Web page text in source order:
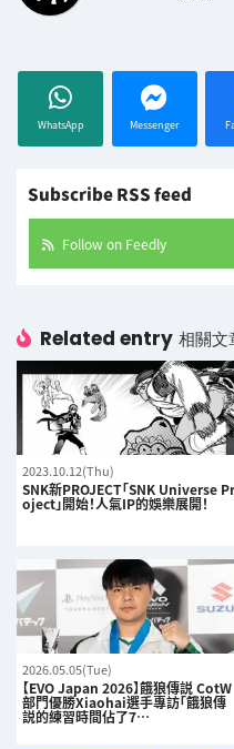
WhatsApp Messenger
Subscribe RSS feed
Follow on Feedly
Related entry 相關文
2023.10.12(Thu)
SNK新PROJECT「SNK Universe Pr
oject」開始！人氣IP的娛樂展開！
2026.05.05(Tue)
【EVO Japan 2026】餓狼傳説 CotW
部門優勝Xiaohai選手專訪「餓狼傳
説的練習時間佔了7…